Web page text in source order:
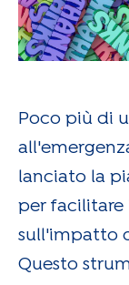
Poco più di
lanciato la
per facilitare
sull'impatto
Questo